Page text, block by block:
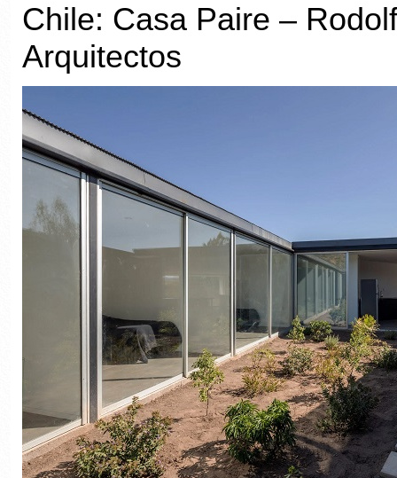
Chile: Casa Paire –
Arquitectos